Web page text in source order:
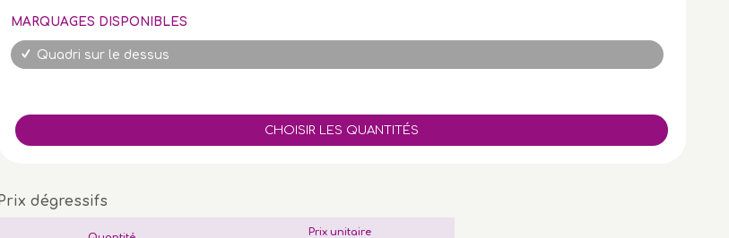
MARQUAGES DISPONIBLES
Quadri sur le dessus
Prix dégressifs
Prix unitaire